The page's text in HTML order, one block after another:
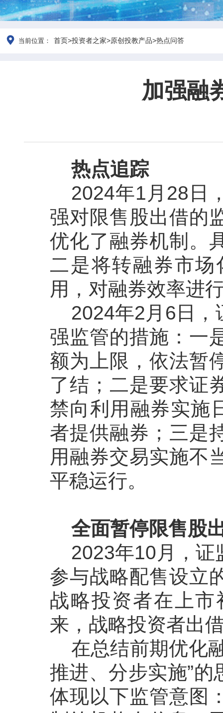
当前位置： 首页>投资者之家>原创投教产品>热点问答
加强融
热点追踪
2024年1 月 28 日
强对限售股出借的
优化了融券机制。
二是将转融券市
用，对融券效率进
2024年2 月 6 日
强监管的措施：一
额为上限，依法暂
了结；二是要求证
禁向利用融券实施
者提供融券；三是
用融券交易实施不
平稳运行。
全面暂停限售股
2023年10 月，
参与战略配售设立
战略投资者在上
来，战略投资者出
在总结前期优化
推进、分步实施”
体现以下监管意图